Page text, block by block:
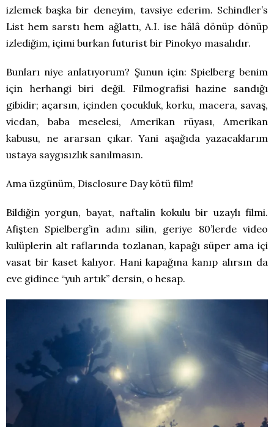
izlemek başka bir deneyim, tavsiye ederim. Schindler’s
List hem sarstı hem ağlattı, A.I. ise hâlâ dönüp dönüp
izlediğim, içimi burkan futurist bir Pinokyo masalıdır.
Bunları niye anlatıyorum? Şunun için: Spielberg benim
için herhangi biri değil. Filmografisi hazine sandığı
gibidir; açarsın, içinden çocukluk, korku, macera, savaş,
vicdan, baba meselesi, Amerikan rüyası, Amerikan
kabusu, ne ararsan çıkar. Yani aşağıda yazacaklarım
ustaya saygısızlık sanılmasın.
Ama üzgünüm, Disclosure Day kötü film!
Bildiğin yorgun, bayat, naftalin kokulu bir uzaylı filmi.
Afişten Spielberg’in adını silin, geriye 80’lerde video
kulüplerin alt raflarında tozlanan, kapağı süper ama içi
vasat bir kaset kalıyor. Hani kapağına kanıp alırsın da
eve gidince “yuh artık” dersin, o hesap.